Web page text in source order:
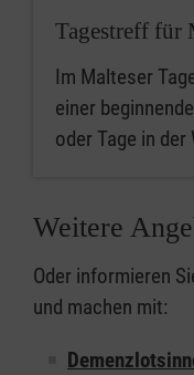
Tagestreff für
Im Malteser
einer
oder Tage in der
Weitere
Oder informieren
und machen mit: